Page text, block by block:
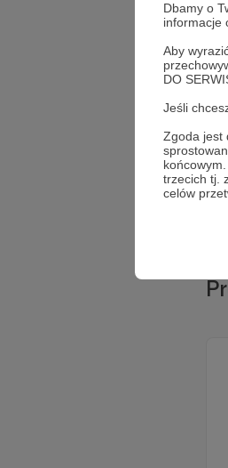
Dbamy o
informacje
Aby
DO
Jeśli
Zgoda jest
trzecich tj.
celów